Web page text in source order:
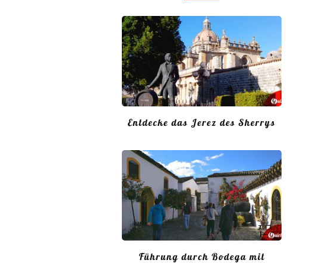
Entdecke das Jerez des Sherrys
Führung durch Bodega mit